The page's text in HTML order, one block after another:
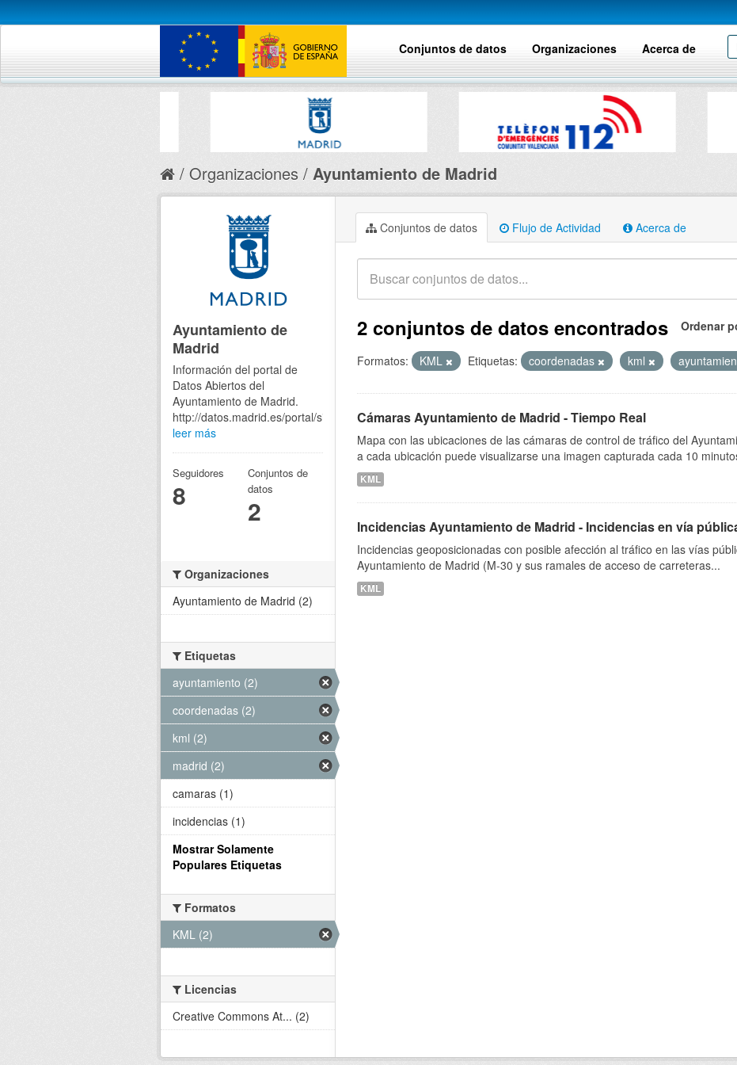
Conjuntos de datos Organizaciones Acerca de
Organizaciones Ayuntamiento de Madrid
Conjuntos de datos Flujo de Actividad Acerca de
Ordenar
2 conjuntos de datos encontrados
Formatos: KML Etiquetas: coordenadas kml
Cámaras Ayuntamiento de Madrid - Tiempo Real
Mapa con las ubicaciones de las cámaras de control de tráfico del
a cada ubicación puede visualizarse una imagen capturada cada 10
KML
Incidencias Ayuntamiento de Madrid - Incidencias en vía
Incidencias geoposicionadas con posible afección al tráfico en las vías
Ayuntamiento de Madrid (M-30 y sus ramales de acceso de carreteras...
KML
Ayuntamiento de
Madrid
Información del portal de
Datos Abiertos del
Ayuntamiento de Madrid.
http://datos.madrid.es/portal/site/egob
leer más
Seguidores
8
Conjuntos de
datos
2
Organizaciones
Ayuntamiento de Madrid (2)
Etiquetas
ayuntamiento (2)
coordenadas (2)
kml (2)
madrid (2)
camaras (1)
incidencias (1)
Mostrar Solamente
Populares Etiquetas
Formatos
KML (2)
Licencias
Creative Commons At... (2)